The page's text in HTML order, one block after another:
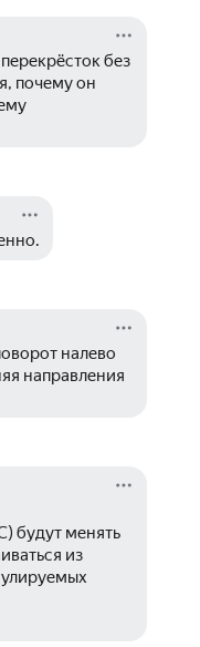
без
почему он
налево
направления
будут менять
из